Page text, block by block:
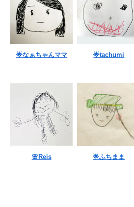
🌟なぁちゃんママ 🌟tachumi
🌸Reis 🌟ふちまま